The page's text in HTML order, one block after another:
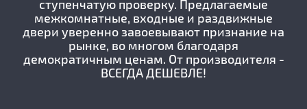
ступенчатую проверку. Предлагаемые
межкомнатные, входные и раздвижные
двери уверенно завоевывают признание на
рынке, во многом благодаря
демократичным ценам. От производителя -
ВСЕГДА ДЕШЕВЛЕ!